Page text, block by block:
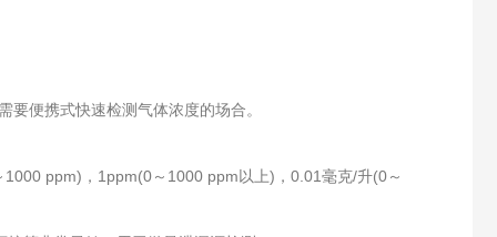
便携式快速检测气体浓度的场合。
ppm)，1ppm(0～1000 ppm以上)，0.01毫克/升(0～